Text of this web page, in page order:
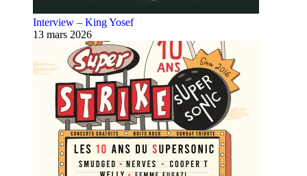
Interview – King Yosef
13 mars 2026